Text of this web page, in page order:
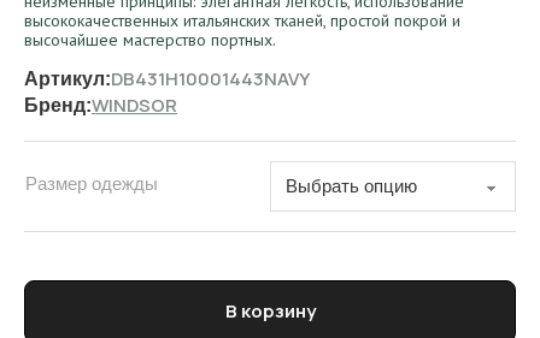
высококачественных итальянских тканей, простой покрой и
высочайшее мастерство портных.
Артикул:DB431H10001443NAVY
Бренд:WINDSOR
Размер одежды
Количество товара Рубашка женская WINDSOR
В корзину